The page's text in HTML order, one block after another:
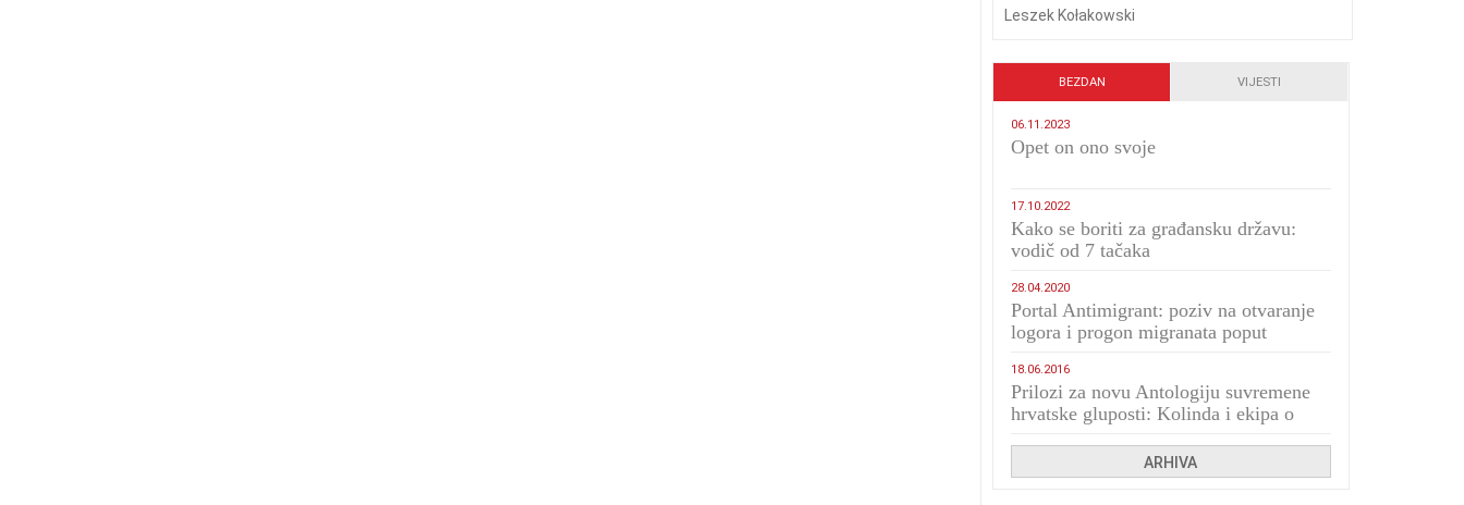
Leszek Kołakowski
BEZDAN VIJESTI
06.11.2023
​Opet on ono svoje
17.10.2022
Kako se boriti za građansku državu:
vodič od 7 tačaka
28.04.2020
Portal Antimigrant: poziv na otvaranje
logora i progon migranata poput
18.06.2016
Prilozi za novu Antologiju suvremene
hrvatske gluposti: Kolinda i ekipa o
ARHIVA